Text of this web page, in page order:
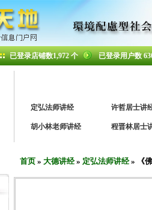
已登录店铺数1,972 个 已登录用户数
定弘法师讲经 许哲居士讲
胡小林老师讲经 程晋林居士
首页 » 大德讲经» 定弘法师讲经» 《